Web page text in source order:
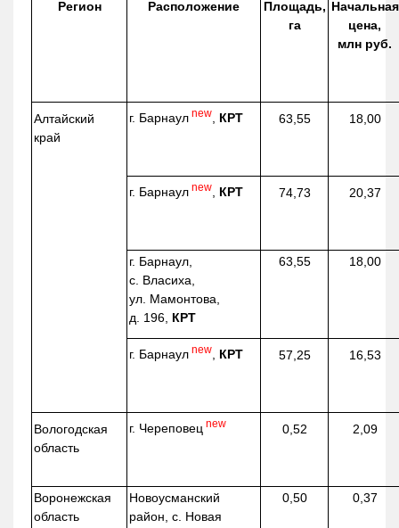
Регион Расположение
Площадь,
га
Начальная
цена,
млн руб.
Алтайский
край
г. Барнаул new, КРТ 63,55 18,00
г. Барнаул new, КРТ 74,73 20,37
г. Барнаул,
с. Власиха,
ул. Мамонтова,
д. 196, КРТ
63,55 18,00
г. Барнаул new, КРТ 57,25 16,53
Вологодская
область
г. Череповец new 0,52 2,09
Воронежская
область
Новоусманский
район, с. Новая
0,50 0,37